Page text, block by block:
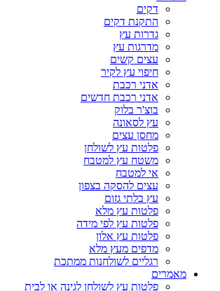
דקים
התקנת דקים
גדרות עץ
מדרגות עץ
עצים קשים
חיפוי עץ לקיר
אדני רכבת
אדני רכבת חדשים
בוצ'ר בלוק
עץ לסאונה
מחסן עצים
פלטות עץ לשולחן
משטח עץ למטבח
אי למטבח
עצים להסקה בצפון
עץ בלתי גזום
פלטות עץ מלא
פלטות עץ לפי מידה
פלטות עץ אלון
מדפים מעץ מלא
רגליים לשולחנות ממתכת
מאמרים
פלטות עץ לשולחן לגינה או לבית